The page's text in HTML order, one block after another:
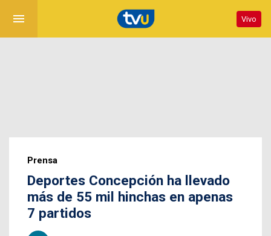
menu Vivo
Prensa
Deportes Concepción ha llevado
más de 55 mil hinchas en apenas
7 partidos